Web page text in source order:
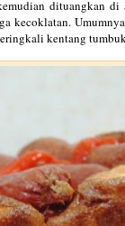
dituangkan di
kecoklatan.
kentang